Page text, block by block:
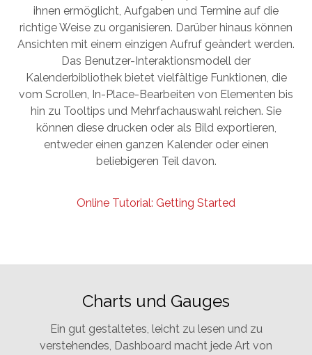
ihnen ermöglicht, Aufgaben und Termine auf die
richtige Weise zu organisieren. Darüber hinaus können
Ansichten mit einem einzigen Aufruf geändert werden.
Das Benutzer-Interaktionsmodell der
Kalenderbibliothek bietet vielfältige Funktionen, die
vom Scrollen, In-Place-Bearbeiten von Elementen bis
hin zu Tooltips und Mehrfachauswahl reichen. Sie
können diese drucken oder als Bild exportieren,
entweder einen ganzen Kalender oder einen
beliebigeren Teil davon.
Online Tutorial: Getting Started
Charts und Gauges
Ein gut gestaltetes, leicht zu lesen und zu
verstehendes, Dashboard macht jede Art von